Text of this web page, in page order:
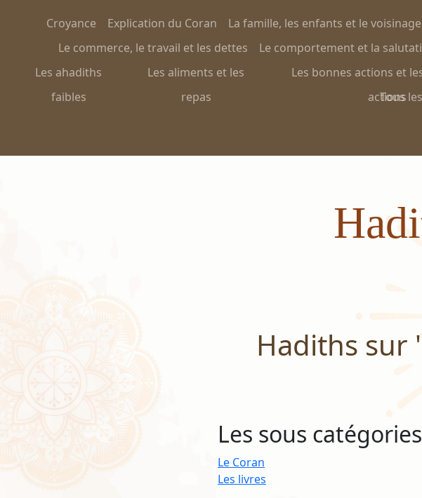
Croyance Explication du Coran La famille, les enfants et le voisinage
Le commerce, le travail et les dettes
Le comportement et la
Les ahadiths
faibles
Les aliments et les
repas
Les bonnes actions et
actions
Tous
Hadiths sur
Les sous catégories
Le Coran
Les livres